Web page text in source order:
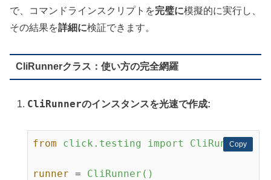
で、コマンドラインスクリプトを完璧に模擬的に実行し、
その結果を詳細に検証できます。
CliRunnerクラス：使い方の完全網羅
CliRunnerのインスタンスを光速で作成:
Copy
Copy
from click.testing import CliRunner
runner = CliRunner()